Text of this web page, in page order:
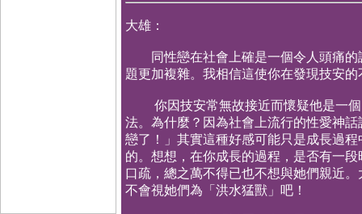
大雄：
同性戀在社會上確是一個令人頭痛的
題更加複雜。我相信這使你在發現技
你因技安常無故接近而懷疑他是一個
法。為什麼？因為社會上流行的性愛神
戀了！」其實這種好感可能只是成長過
的。想想，在你成長的過程，是否有一
口疏，總之萬不得已也不想與她們親近
不會視她們為「洪水猛獸」吧！